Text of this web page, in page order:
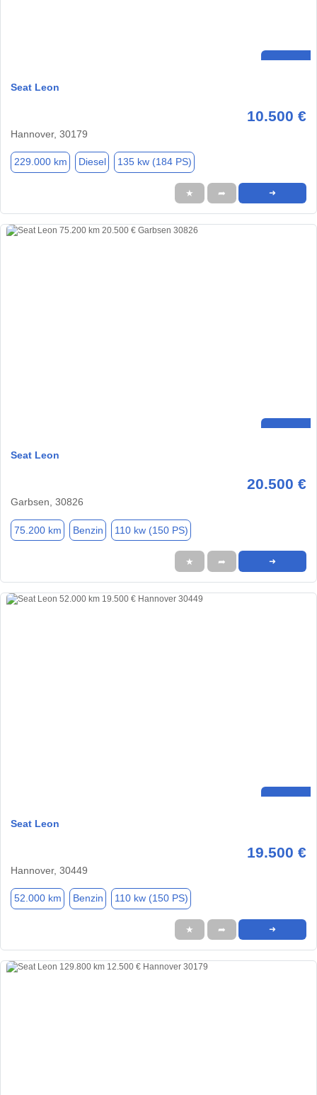
Seat Leon
10.500 €
Hannover, 30179
229.000 km Diesel 135 kw (184 PS)
★ ➦ ➜
Seat Leon
20.500 €
Garbsen, 30826
75.200 km Benzin 110 kw (150 PS)
★ ➦ ➜
Seat Leon
19.500 €
Hannover, 30449
52.000 km Benzin 110 kw (150 PS)
★ ➦ ➜